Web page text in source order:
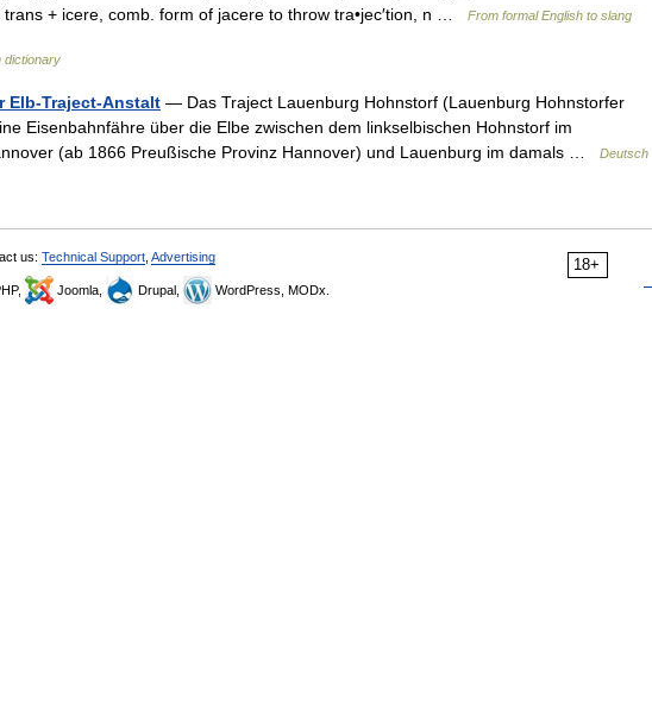
+ icere, comb. form of jacere to throw tra•jec′tion, n …
From formal English to slang
dictionary
Elb-Traject-Anstalt — Das Traject Lauenburg Hohnstorf (Lauenburg Hohnstorfer
Eisenbahnfähre über die Elbe zwischen dem linkselbischen Hohnstorf im
(ab 1866 Preußische Provinz Hannover) und Lauenburg im damals …
Deutsch
18+
us: Technical Support Advertising
Joomla, Drupal, WordPress, MODx.